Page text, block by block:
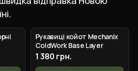
Рукавиці койот Mechanix
ColdWork Base Layer
1 380 грн.